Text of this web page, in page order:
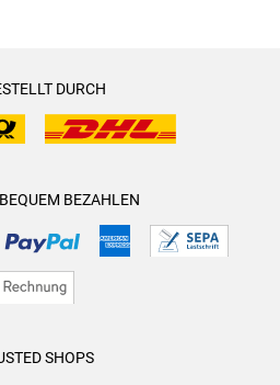
DURCH
BEZAHLEN
SHOPS